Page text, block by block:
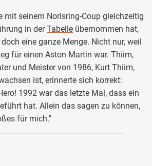
mit seinem Norisring-Coup gleichzeitig
in derTabelle übernommen hat,
eine ganze Menge. Nicht nur, weil
für einen Aston Martin war. Thiim,
und Meister von 1986, Kurt Thiim,
ist, erinnerte sich korrekt:
1992 war das letzte Mal, dass ein
hat. Allein das sagen zu können,
für mich."